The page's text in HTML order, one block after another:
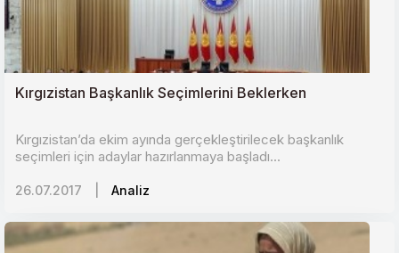
Kırgızistan Başkanlık Seçimlerini Beklerken
Kırgızistan’da ekim ayında gerçekleştirilecek başkanlık
seçimleri için adaylar hazırlanmaya başladı...
26.07.2017 Analiz